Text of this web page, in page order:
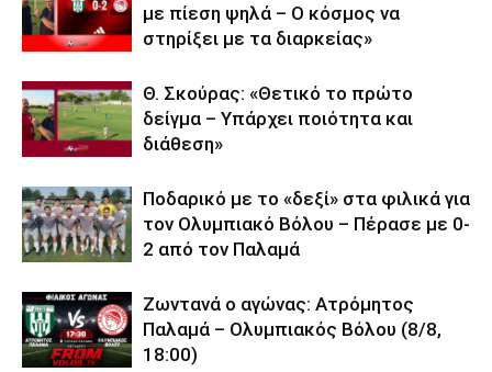
με πίεση ψηλά – Ο κόσμος να
στηρίξει με τα διαρκείας»
Θ. Σκούρας: «Θετικό το πρώτο
δείγμα – Υπάρχει ποιότητα και
διάθεση»
Ποδαρικό με το «δεξί» στα φιλικά για
τον Ολυμπιακό Βόλου – Πέρασε με 0-
2 από τον Παλαμά
Ζωντανά ο αγώνας: Ατρόμητος
Παλαμά – Ολυμπιακός Βόλου (8/8,
18:00)